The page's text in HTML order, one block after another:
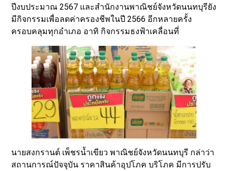
ปีงบประมาณ 2567 และสำนักงานพาณิชย์จังหวัดนนทบุรียัง
มีกิจกรรมเพื่อลดค่าครองชีพในปี 2566 อีกหลายครั้ง
ครอบคลุมทุกอำเภอ อาทิ กิจกรรมธงฟ้าเคลื่อนที่
นายสงกรานต์ เพ็ชรน้ำเขียว พาณิชย์จังหวัดนนทบุรี กล่าว่า
สถานการณ์ปัจจุบัน ราคาสินค้าอุปโภค บริโภค มีการปรับ